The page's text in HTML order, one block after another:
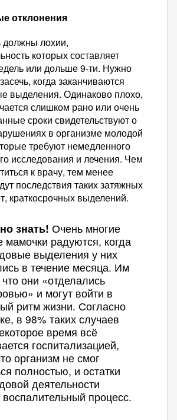
отклонения
должны лохии,
которых составляет
или дольше 9-ти. Нужно
когда заканчиваются
выделения. Одинаково плохо,
слишком рано или очень
сроки свидетельствуют о
в организме молодой
требуют немедленного
исследования и лечения. Чем
к врачу, тем менее
последствия таких затяжных
краткосрочных выделений.
знать! Очень многие
радуются, когда
выделения у них
в течение месяца. Им
они «отделались
и могут войти в
ритм жизни. Согласно
в 98% таких случаев
время всё
госпитализацией,
организм не смог
полностью, и остатки
деятельности
процесс.